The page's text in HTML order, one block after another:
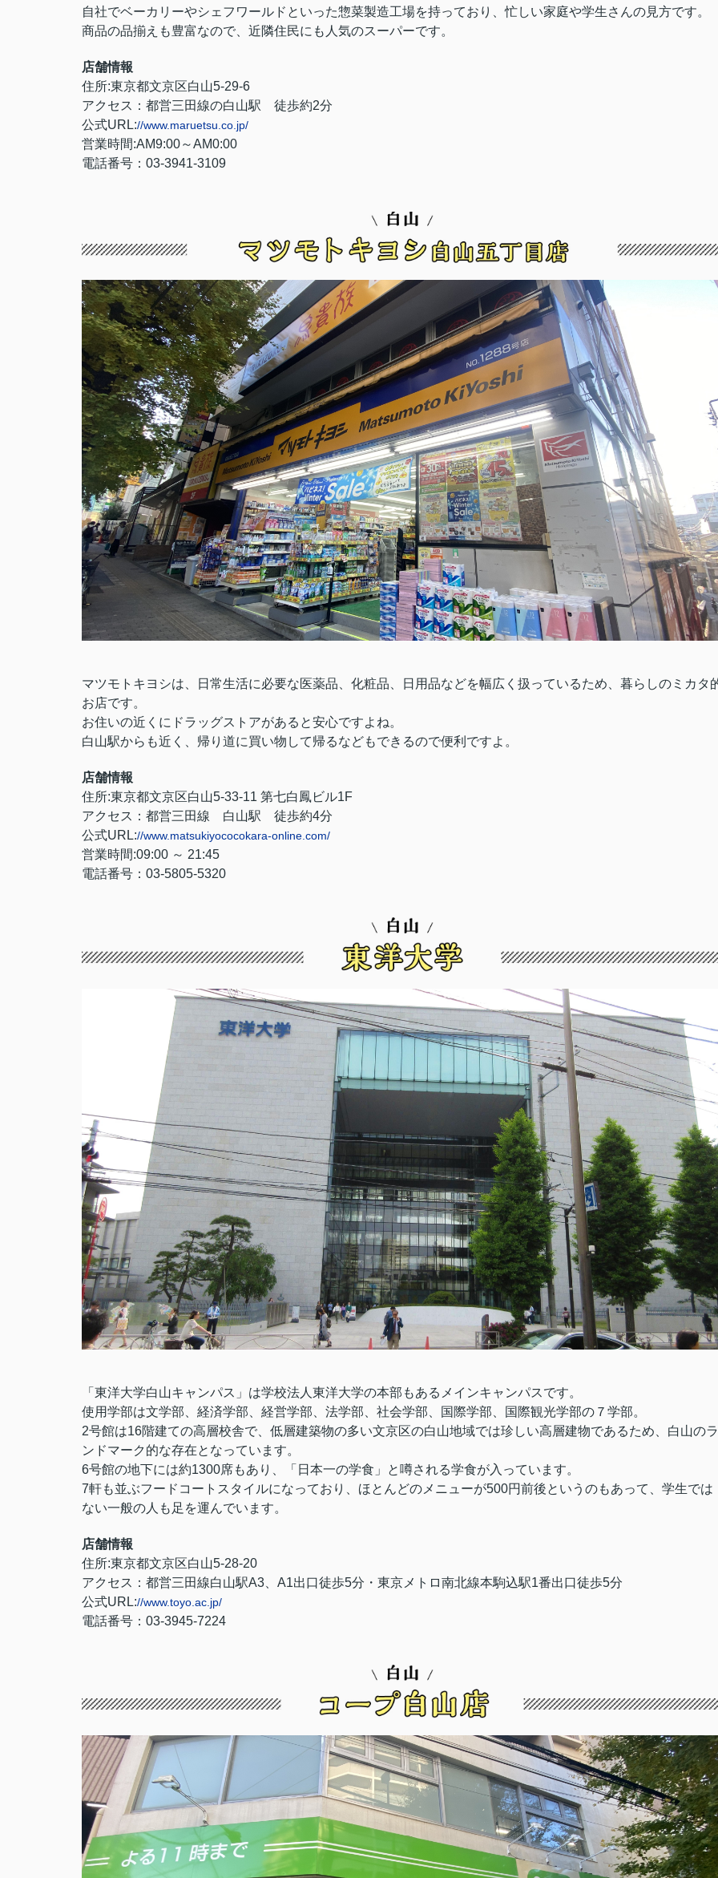
自社でベーカリーやシェフワールドといった惣菜製造工場を持っており、忙しい家庭や学生さんの見方です。
商品の品揃えも豊富なので、近隣住民にも人気のスーパーです。
店舗情報
住所:東京都文京区白山5-29-6
アクセス：都営三田線の白山駅 徒歩約2分
公式URL://www.maruetsu.co.jp/
営業時間:AM9:00～AM0:00
電話番号：03-3941-3109
マツモトキヨシは、日常生活に必要な医薬品、化粧品、日用品などを幅広く扱っているため、暮らしのミカタ
お店です。
お住いの近くにドラッグストアがあると安心ですよね。
白山駅からも近く、帰り道に買い物して帰るなどもできるので便利ですよ。
店舗情報
住所:東京都文京区白山5-33-11 第七白鳳ビル1F
アクセス：都営三田線 白山駅 徒歩約4分
公式URL://www.matsukiyococokara-online.com/
営業時間:09:00 ～ 21:45
電話番号：03-5805-5320
「東洋大学白山キャンパス」は学校法人東洋大学の本部もあるメインキャンパスです。
使用学部は文学部、経済学部、経営学部、法学部、社会学部、国際学部、国際観光学部の７学部。
2号館は16階建ての高層校舎で、低層建築物の多い文京区の白山地域では珍しい高層建物であるため、白山のラ
ンドマーク的な存在となっています。
6号館の地下には約1300席もあり、「日本一の学食」と噂される学食が入っています。
7軒も並ぶフードコートスタイルになっており、ほとんどのメニューが500円前後というのもあって、学生では
ない一般の人も足を運んでいます。
店舗情報
住所:東京都文京区白山5-28-20
アクセス：都営三田線白山駅A3、A1出口徒歩5分・東京メトロ南北線本駒込駅1番出口徒歩5分
公式URL://www.toyo.ac.jp/
電話番号：03-3945-7224